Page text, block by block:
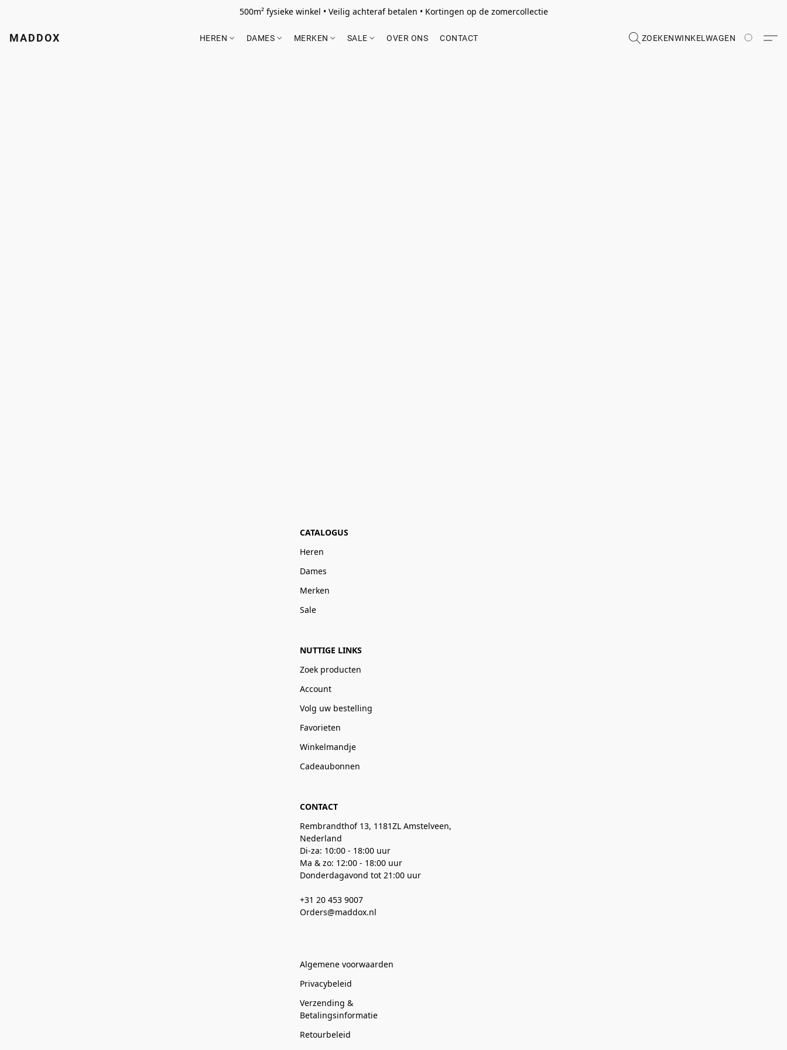
500m² fysieke winkel • Veilig achteraf betalen • Kortingen op de zomercollectie
MADDOX HEREN DAMES MERKEN SALE OVER ONS CONTACT ZOEKENWINKELWAGEN
CATALOGUS
Heren
Dames
Merken
Sale
NUTTIGE LINKS
Zoek producten
Account
Volg uw bestelling
Favorieten
Winkelmandje
Cadeaubonnen
CONTACT
Rembrandthof 13, 1181ZL Amstelveen,
Nederland
Di-za: 10:00 - 18:00 uur
Ma & zo: 12:00 - 18:00 uur
Donderdagavond tot 21:00 uur
+31 20 453 9007
Orders@maddox.nl
Algemene voorwaarden
Privacybeleid
Verzending &
Betalingsinformatie
Retourbeleid